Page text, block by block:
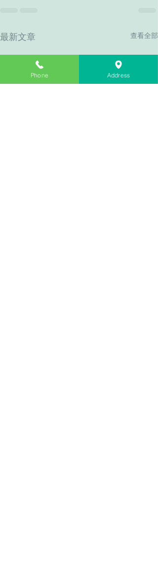
最新文章 查看全部
Phone Address